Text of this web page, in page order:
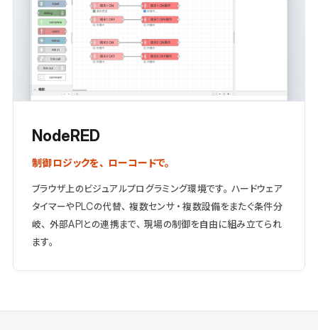
NodeRED
制御ロジックを、ローコードで。
ブラウザ上のビジュアルプログラミング環境です。ハードウェア
タイマーやPLCの代替、複数センサ・複数設備をまたぐ条件分
岐、外部APIとの連携まで、現場の制御を自由に組み立てられ
ます。